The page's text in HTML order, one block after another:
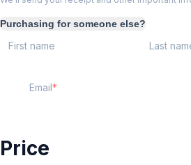
Purchasing for someone else?
First name Last
Email
Price